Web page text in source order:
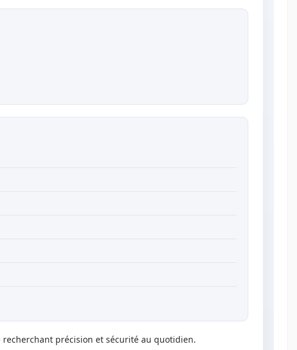
précision et sécurité au quotidien.